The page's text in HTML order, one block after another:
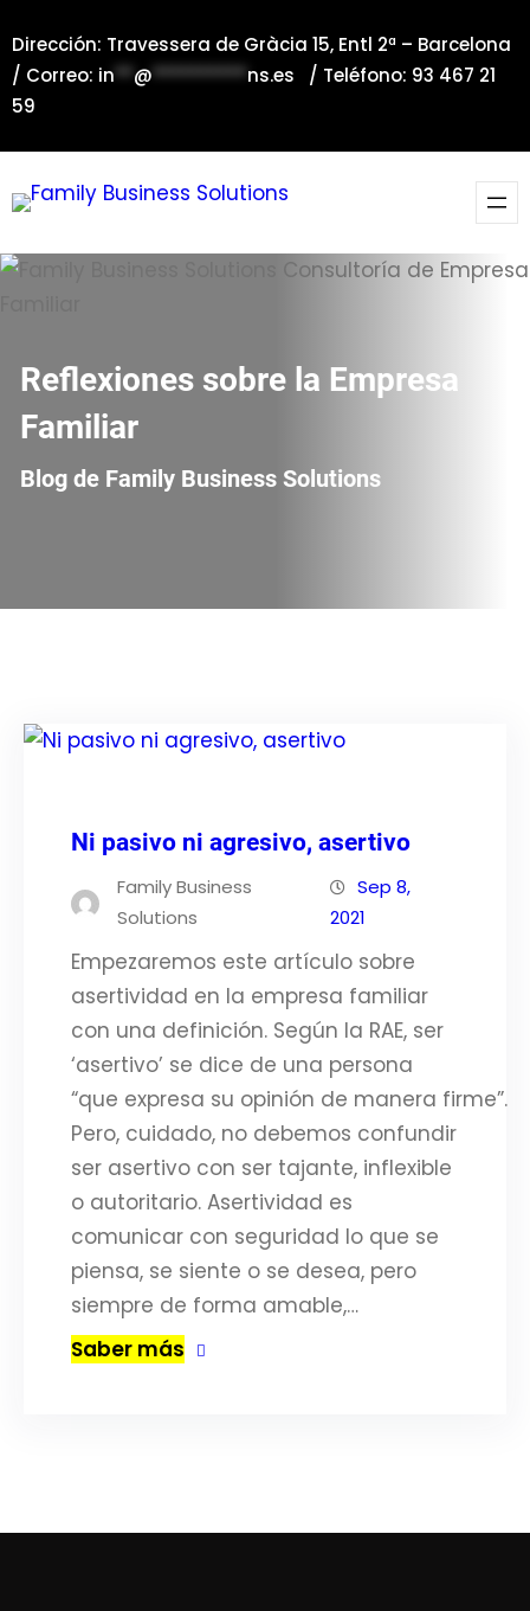
al
contenido
Dirección: Travessera de Gràcia 15, Entl 2ª – Barcelona
/ Correo: in**@**********ns.es / Teléfono: 93 467 21
59
Reflexiones sobre la Empresa
Familiar
Blog de Family Business Solutions
Ni pasivo ni agresivo, asertivo
Family Business
Solutions
Sep 8,
2021
Empezaremos este artículo sobre
asertividad en la empresa familiar
con una definición. Según la RAE, ser
‘asertivo’ se dice de una persona
“que expresa su opinión de manera firme”.
Pero, cuidado, no debemos confundir
ser asertivo con ser tajante, inflexible
o autoritario. Asertividad es
comunicar con seguridad lo que se
piensa, se siente o se desea, pero
siempre de forma amable,…
Saber más